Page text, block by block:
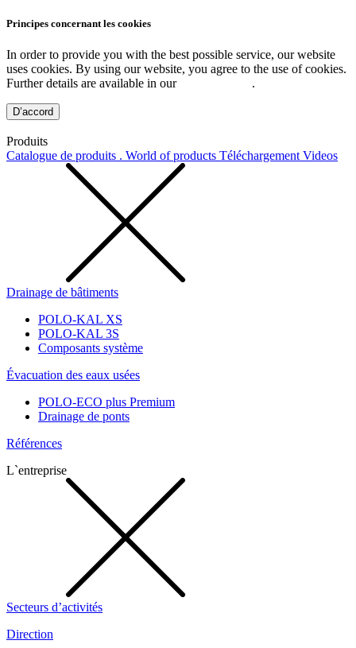
Principes concernant les cookies
In order to provide you with the best possible service, our website
uses cookies. By using our website, you agree to the use of cookies.
Further details are available in our
.
D’accord
Produits
Catalogue de produits . World of products Téléchargement Videos
Drainage de bâtiments
POLO-KAL XS
POLO-KAL 3S
Composants système
Évacuation des eaux usées
POLO-ECO plus Premium
Drainage de ponts
Références
L`entreprise
Secteurs d’activités
Direction